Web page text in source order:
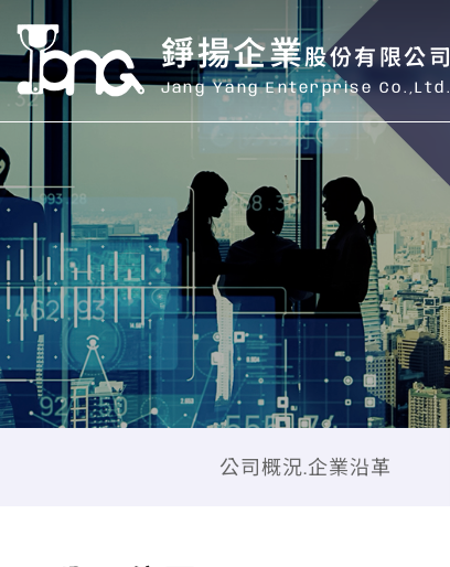
錚揚企業股份有限公司
Jang Yang Enterprise Co.,Ltd.
公司概況.企業沿革